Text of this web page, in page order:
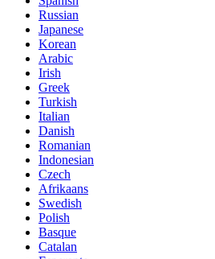
Russian
Japanese
Korean
Arabic
Irish
Greek
Turkish
Italian
Danish
Romanian
Indonesian
Czech
Afrikaans
Swedish
Polish
Basque
Catalan